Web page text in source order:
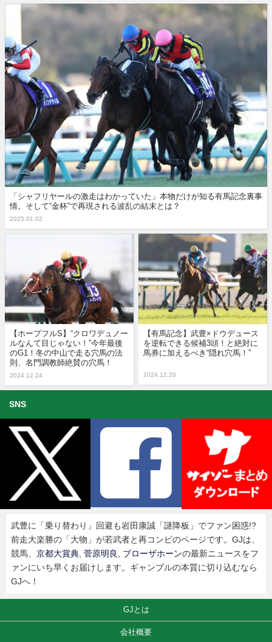
「シャフリヤールの激走はわかっていた」本物だけが知る有馬記念裏事
情。そして“金杯”で再現される波乱の結末とは？
2025.01.02
【ホープフルS】“クロワデュノー
ルなんて目じゃない！”今年最後
のG1！冬の中山で走る穴馬の法
則、名門調教師絶賛の穴馬！
2024.12.24
【有馬記念】武豊×ドウデュース
を逆転できる候補3頭！と絶対に
馬券に加えるべき“隠れ穴馬！”
2024.12.20
SNS
武豊に「乗り替わり」回避も岩田康誠「謎降板」でファン困惑!?
前走大楽勝の「大物」が若武者と再コンビのページです。GJは、
競馬、 京都大賞典 菅原明良 ブローザホーンの最新ニュースをフ
ァンにいち早くお届けします。ギャンブルの本質に切り込むなら
GJへ！
GJとは
会社概要